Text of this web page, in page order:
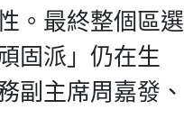
。最終整個區選
固派」仍在生
副主席周嘉發、